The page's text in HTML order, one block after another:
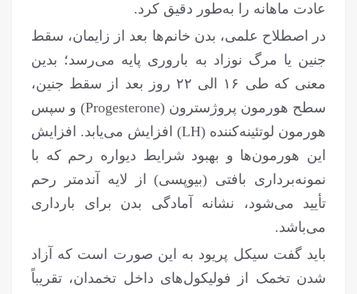
عادت ماهانه را به‌طور دقیق کرد.
در اصطلاح علمی، بدن خانم‌ها بعد از زایمان، سقط
جنین یا مرگ نوزاد به باروری پایه می‌رسد؛ بدین
معنی که طی ۱۶ الی ۲۲ روز بعد از سقط جنین،
سطح هورمون پروژسترون (Progesterone) و سپس
هورمون لوتئینه‌کننده (LH) افزایش می‌یابد. افزایش
این هورمون‌ها و بهبود شرایط دیواره رحم که با
نمونه‌برداری بافتی (بیوپسی) از لایه آندمتر رحم
تأیید می‌شود، نشانه آمادگی بدن برای بارداری
می‌باشد.
باید گفت سیکل پریود به این صورت است که آزاد
شدن تخمک از فولیکول‌های داخل تخمدان، تقریباً